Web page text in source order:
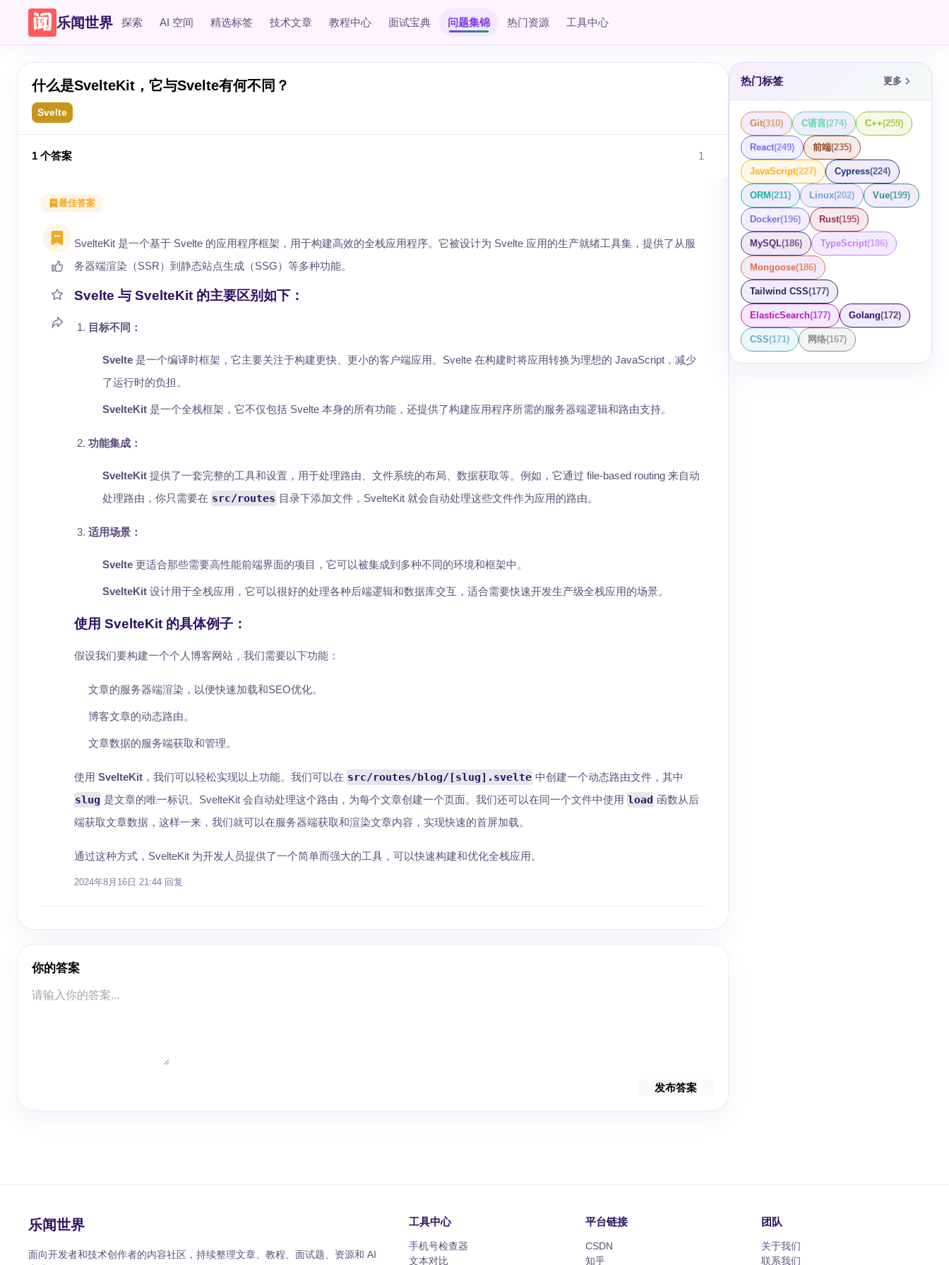
乐闻世界 探索 AI 空间 精选标签 技术文章 教程中心 面试宝典 问题集锦 热门资源 工具中心
什么是SvelteKit，它与Svelte有何不同？
Svelte
1 个答案 1
最佳答案
SvelteKit 是一个基于 Svelte 的应用程序框架，用于构建高效的全栈应用程序。它被设计为 Svelte 应用的生产就绪工具集，提供了从服
务器端渲染（SSR）到静态站点生成（SSG）等多种功能。
Svelte 与 SvelteKit 的主要区别如下：
目标不同：
Svelte 是一个编译时框架，它主要关注于构建更快、更小的客户端应用。Svelte 在构建时将应用转换为理想的 JavaScript，减少
了运行时的负担。
SvelteKit 是一个全栈框架，它不仅包括 Svelte 本身的所有功能，还提供了构建应用程序所需的服务器端逻辑和路由支持。
功能集成：
SvelteKit 提供了一套完整的工具和设置，用于处理路由、文件系统的布局、数据获取等。例如，它通过 file-based routing 来自动
处理路由，你只需要在 src/routes 目录下添加文件，SvelteKit 就会自动处理这些文件作为应用的路由。
适用场景：
Svelte 更适合那些需要高性能前端界面的项目，它可以被集成到多种不同的环境和框架中。
SvelteKit 设计用于全栈应用，它可以很好的处理各种后端逻辑和数据库交互，适合需要快速开发生产级全栈应用的场景。
使用 SvelteKit 的具体例子：
假设我们要构建一个个人博客网站，我们需要以下功能：
文章的服务器端渲染，以便快速加载和SEO优化。
博客文章的动态路由。
文章数据的服务端获取和管理。
使用 SvelteKit ，我们可以轻松实现以上功能。我们可以在 src/routes/blog/[slug].svelte 中创建一个动态路由文件，其中
slug 是文章的唯一标识。SvelteKit 会自动处理这个路由，为每个文章创建一个页面。我们还可以在同一个文件中使用 load 函数从后
端获取文章数据，这样一来，我们就可以在服务器端获取和渲染文章内容，实现快速的首屏加载。
通过这种方式，SvelteKit 为开发人员提供了一个简单而强大的工具，可以快速构建和优化全栈应用。
2024年8月16日 21:44 回复
你的答案
发布答案
热门标签 更多
Git(310) C语言(274) C++(259)
React(249) 前端(235)
JavaScript(227) Cypress(224)
ORM(211) Linux(202) Vue(199)
Docker(196) Rust(195)
MySQL(186) TypeScript(186)
Mongoose(186)
Tailwind CSS(177)
ElasticSearch(177) Golang(172)
CSS(171) 网络(167)
乐闻世界
面向开发者和技术创作者的内容社区，持续整理文章、教程、面试题、资源和 AI
工具中心
手机号检查器
文本对比
平台链接
CSDN
知乎
团队
关于我们
联系我们